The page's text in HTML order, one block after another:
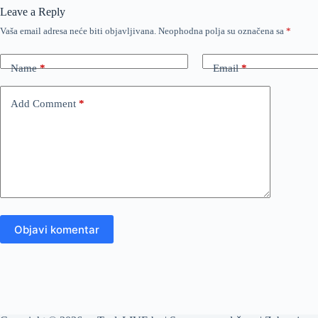
Leave a Reply
Vaša email adresa neće biti objavljivana. Neophodna polja su označena sa *
Name* Email*
Add Comment *
Objavi komentar